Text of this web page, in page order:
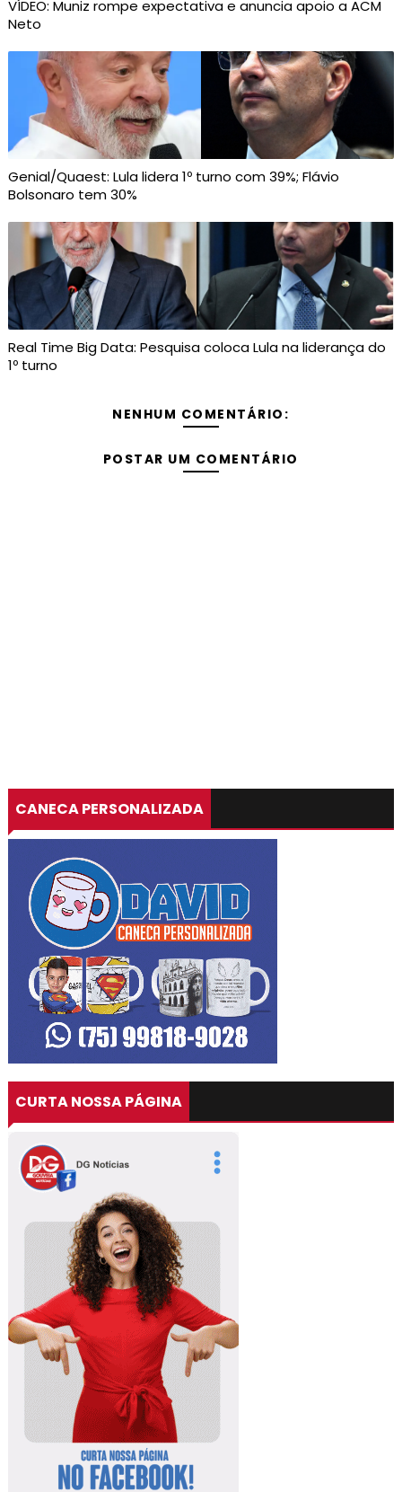
VÍDEO: Muniz rompe expectativa e anuncia apoio a ACM
Neto
Genial/Quaest: Lula lidera 1º turno com 39%; Flávio
Bolsonaro tem 30%
Real Time Big Data: Pesquisa coloca Lula na liderança do
1º turno
NENHUM COMENTÁRIO:
POSTAR UM COMENTÁRIO
CANECA PERSONALIZADA
CURTA NOSSA PÁGINA